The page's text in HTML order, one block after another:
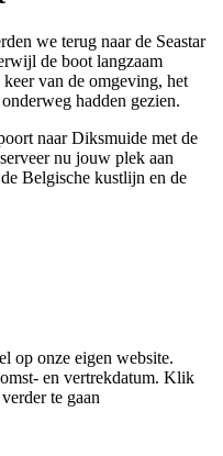
we terug naar de Seastar
de boot langzaam
van de omgeving, het
hadden gezien.
naar Diksmuide met de
nu jouw plek aan
Belgische kustlijn en de
op onze eigen website.
en vertrekdatum. Klik
te gaan